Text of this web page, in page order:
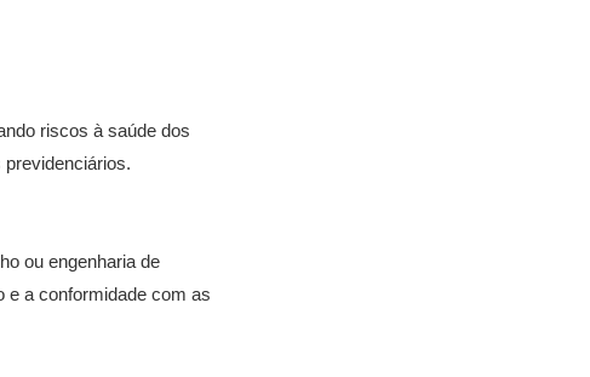
riscos à saúde dos
ou engenharia de
e a conformidade com as